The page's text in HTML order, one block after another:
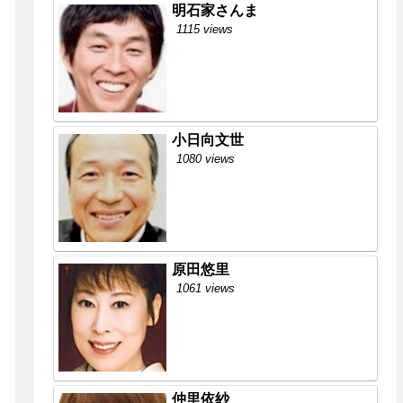
明石家さんま
1115 views
小日向文世
1080 views
原田悠里
1061 views
仲里依紗